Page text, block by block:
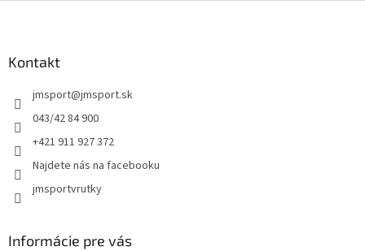
Kontakt
jmsport@jmsport.sk
043/42 84 900
+421 911 927 372
Najdete nás na facebooku
jmsportvrutky
Informácie pre vás